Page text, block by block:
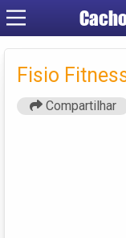
Fisio
Compartilhar